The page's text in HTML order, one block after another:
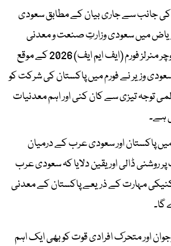
کی جانب سے جاری بیان کے مطابق سعودی
میں سعودی وزارتِ صنعت و معدنی
وسائل کے زیرِ اہتمام فیوچر منرلز فورم (ایف ایم ایف) 2026 کے موقع
وزیر نے فورم میں پاکستان کی شرکت کو
توجہ تیزی سے کان کنی اور اہم معدنیات
ہے۔
پاکستان اور سعودی عرب کے درمیان
روشنی ڈالی اور یقین دلایا کہ سعودی عرب
مہارت کے ذریعے پاکستان کے معدنی
اور متحرک افرادی قوت کو بھی ایک اہم